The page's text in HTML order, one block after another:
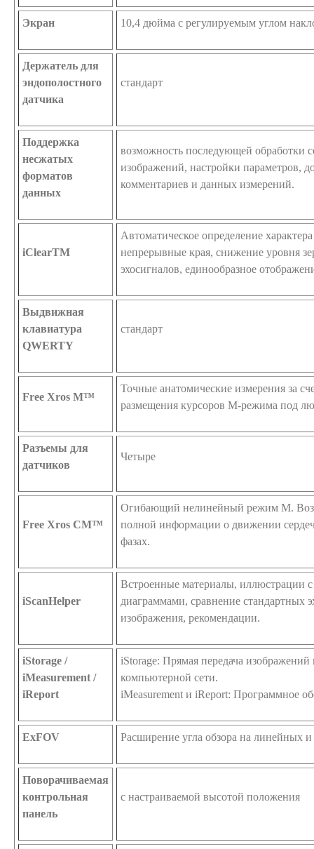
Экран 10,4 дюйма с регулируемым углом
Держатель для
эндополостного
датчика
стандарт
Поддержка
несжатых
форматов
данных
возможность последующей обработки
изображений, настройки параметров,
комментариев и данных измерений.
iClearTM
Автоматическое определение
непрерывные края, снижение уровня
эхосигналов, единообразное
Выдвижная
клавиатура
QWERTY
стандарт
Free Xros M™
Точные анатомические измерения за
размещения курсоров М-режима под
Разъемы для
датчиков
Четыре
Free Xros CM™
Огибающий нелинейный режим М.
полной информации о движении
фазах.
iScanHelper
Встроенные материалы, иллюстрации
диаграммами, сравнение стандартных
изображения, рекомендации.
iStorage /
iMeasurement /
iReport
iStorage: Прямая передача
компьютерной сети.
iMeasurement и iReport: Программное
ExFOV Расширение угла обзора на линейных
Поворачиваемая
контрольная
панель
с настраиваемой высотой положения